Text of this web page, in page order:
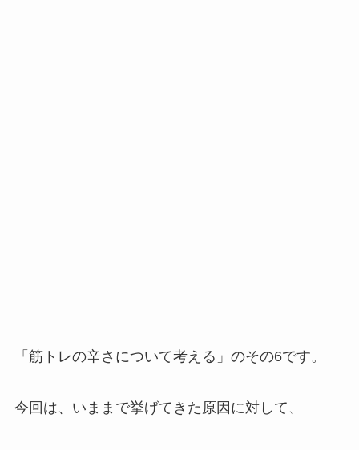
「筋トレの辛さについて考える」のその6です。
今回は、いままで挙げてきた原因に対して、